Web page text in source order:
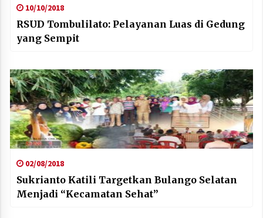
10/10/2018
RSUD Tombulilato: Pelayanan Luas di Gedung
yang Sempit
02/08/2018
Sukrianto Katili Targetkan Bulango Selatan
Menjadi “Kecamatan Sehat”